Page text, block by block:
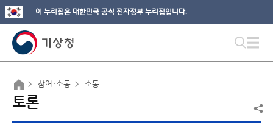
이 누리집은 대한민국 공식 전자정부 누리집입니다.
참여·소통 소통
토론